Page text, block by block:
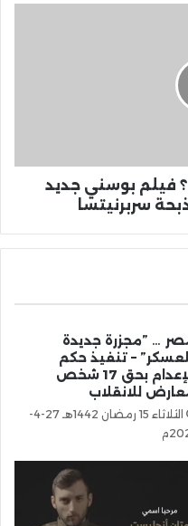
فيلم بوسني جديد
سربرنيتسا
… ”مجزرة جديدة
– تنفيذ حكم
الإعدام بحق 17 شخص
للانقلاب
الثلاثاء 15 رمضان 1442هـ 27-4-